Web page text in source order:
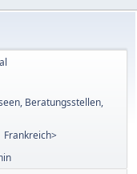
Beratungsstellen,
Frankreich>